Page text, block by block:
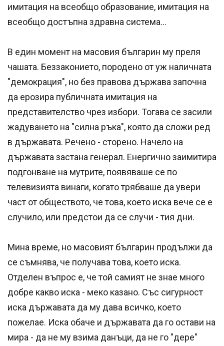
имитация на всеобщо образование, имитация на
всеобщо достъпна здравна система...
В един момент на масовия българин му преля
чашата. Беззаконието, породено от уж наличната
"демокрация", но без правова държава започна
да ерозира публичната имитация на
представителство чрез избори. Тогава се засили
жадуването на "силна ръка", която да сложи ред
в държавата. Речено - сторено. Начело на
държавата застана генерал. Енергично заимитира
подгонване на мутрите, появяваше се по
телевизията винаги, когато трябваше да увери
част от обществото, че това, което иска вече се е
случило, или предстои да се случи - тия дни.
Мина време, но масовият българин продължи да
се съмнява, че получава това, което иска.
Отделен въпрос е, че той самият не знае много
добре какво иска - меко казано. Със сигурност
иска държавата да му дава всичко, което
пожелае. Иска обаче и държавата да го остави на
мира - да не му взима данъци, да не го "дере"